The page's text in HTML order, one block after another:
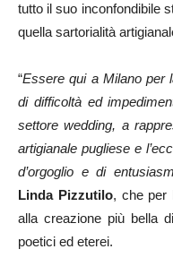
tutto il suo inconfondibile
quella sartorialità
“Essere qui a Milano per
di difficoltà ed
settore wedding, a
artigianale pugliese e
d’orgoglio e di
Linda Pizzutilo, che per
alla creazione più bella
poetici ed eterei.